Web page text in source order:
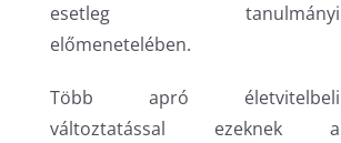
esetleg tanulmányi
előmenetelében.
Több apró életvitelbeli
változtatással ezeknek a